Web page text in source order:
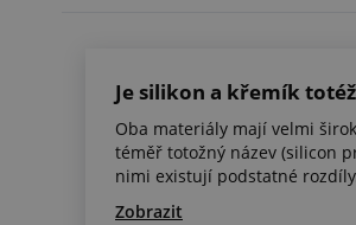
Je silikon a křemík
Oba materiály mají velmi
téměř totožný název (silicon
nimi existují podstatné
Zobrazit